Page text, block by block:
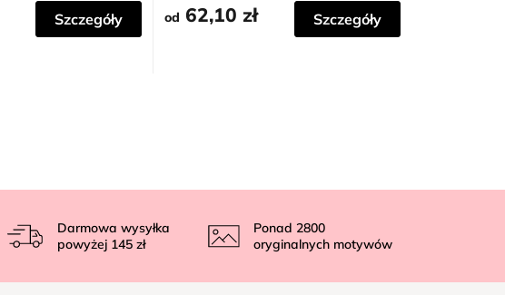
Szczegóły od 62,10 zł Szczegóły
Darmowa wysyłka
powyżej 145 zł
Ponad 2800
oryginalnych motywów